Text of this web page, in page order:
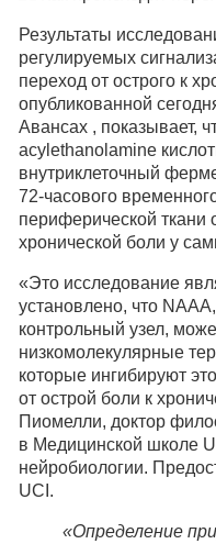
Результаты
регулируемых
переход от острого к
опубликованной
Авансах , показывает,
acylethanolamine
внутриклеточный
72-часового
периферической ткани
хронической боли у
«Это исследование
установлено, что
контрольный узел,
низкомолекулярные
которые ингибируют
от острой боли к
Пиомелли, доктор
в Медицинской школе
нейробиологии.
UCI.
«Определение